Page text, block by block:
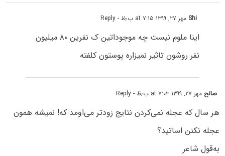
Shi مهر ۲۷, ۱۳۹۹ at ۷:۱۵ ب٫ظ - Reply
اینا ملوم نیست چه موجوداتین ک نفرین ۸۰ میلیون
نفر روشون تاثیر نمیزاره پوستون کلفته
صالح مهر ۲۷, ۱۳۹۹ at ۷:۰۳ ب٫ظ - Reply
هر سال که عجله نمی‌کردن نتایج زودتر می‌اومد که! نمیشه همون
عجله نکنن اساتید؟
به‌قول شاعر